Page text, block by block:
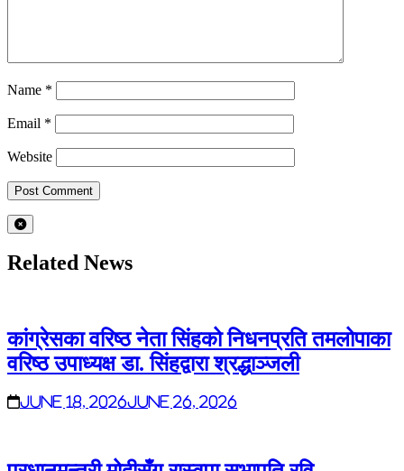
Name *
Email *
Website
Related News
कांग्रेसका वरिष्ठ नेता सिंहको निधनप्रति तमलोपाका
वरिष्ठ उपाध्यक्ष डा. सिंहद्वारा श्रद्धाञ्जली
June 18, 2026June 26, 2026